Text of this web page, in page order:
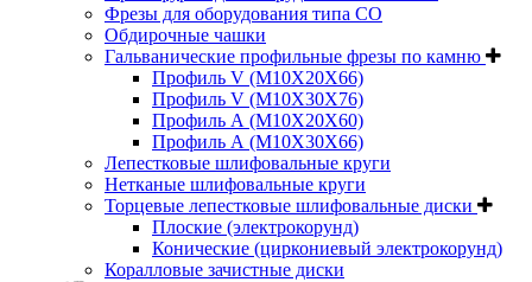
Фрезы для оборудования типа СО
Обдирочные чашки
Гальванические профильные фрезы по камню
Профиль V (M10X20X66)
Профиль V (M10X30X76)
Профиль А (М10Х20Х60)
Профиль А (М10Х30Х66)
Лепестковые шлифовальные круги
Нетканые шлифовальные круги
Торцевые лепестковые шлифовальные диски
Плоские (электрокорунд)
Конические (циркониевый электрокорунд)
Коралловые зачистные диски